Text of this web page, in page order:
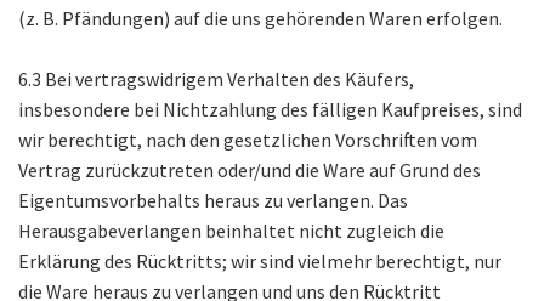
(z. B. Pfändungen) auf die uns gehörenden Waren erfolgen.
6.3 Bei vertragswidrigem Verhalten des Käufers,
insbesondere bei Nichtzahlung des fälligen Kaufpreises, sind
wir berechtigt, nach den gesetzlichen Vorschriften vom
Vertrag zurückzutreten oder/und die Ware auf Grund des
Eigentumsvorbehalts heraus zu verlangen. Das
Herausgabeverlangen beinhaltet nicht zugleich die
Erklärung des Rücktritts; wir sind vielmehr berechtigt, nur
die Ware heraus zu verlangen und uns den Rücktritt